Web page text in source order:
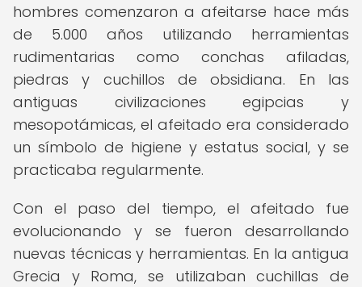
hombres comenzaron a afeitarse hace más
de 5.000 años utilizando herramientas
rudimentarias como conchas afiladas,
piedras y cuchillos de obsidiana. En las
antiguas civilizaciones egipcias y
mesopotámicas, el afeitado era considerado
un símbolo de higiene y estatus social, y se
practicaba regularmente.
Con el paso del tiempo, el afeitado fue
evolucionando y se fueron desarrollando
nuevas técnicas y herramientas. En la antigua
Grecia y Roma, se utilizaban cuchillas de